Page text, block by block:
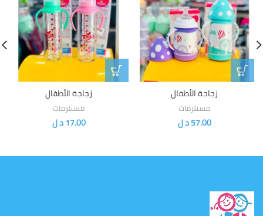
زجاجة الأطفال
مستلزمات
57.00د ل
زجاجة الأطفال
مستلزمات
17.00د ل